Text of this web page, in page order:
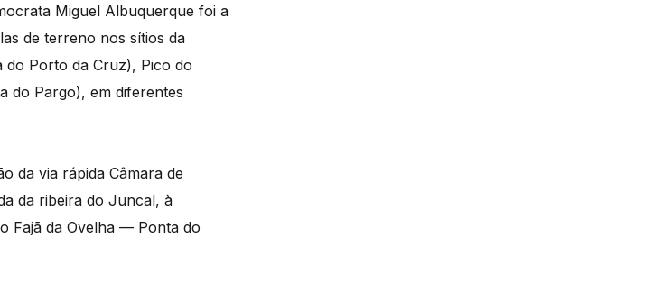
Miguel Albuquerque foi a
de terreno nos sítios da
do Porto da Cruz), Pico do
do Pargo), em diferentes
da via rápida Câmara de
da ribeira do Juncal, à
Fajã da Ovelha — Ponta do